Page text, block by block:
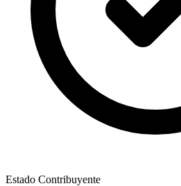
Estado Contribuyente